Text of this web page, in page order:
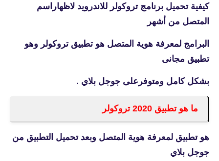
كيفية تحميل برنامج تروكولر للاندرويد لاظهاراسم
المتصل من أشهر
البرامج لمعرفة هوية المتصل هو تطبيق تروكولر وهو
تطبيق مجانى
بشكل كامل ومتوفرعلى جوجل بلاي .
ما هو تطبيق 2020 تروكولر
هو تطبيق لمعرفة هوية المتصل وبعد تحميل التطبيق من
جوجل بلاي